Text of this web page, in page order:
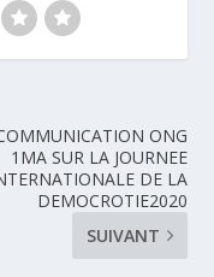
ONG
1MA SUR LA JOURNEE
DE LA
DEMOCROTIE2020
SUIVANT